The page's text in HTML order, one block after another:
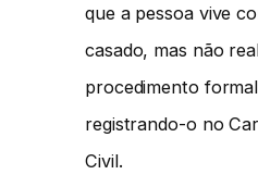
que a pessoa vive
casado, mas não
procedimento
registrando-o no
Civil.